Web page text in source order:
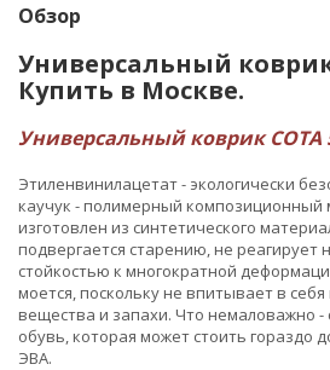
Обзор
Универсальный
Купить в Москве.
Универсальный коврик СОТА
Этиленвинилацетат - экологически
каучук - полимерный композиционный
изготовлен из синтетического
подвергается старению, не реагирует
стойкостью к многократной
моется, поскольку не впитывает в
вещества и запахи. Что немаловажно
обувь, которая может стоить гораздо
ЭВА.